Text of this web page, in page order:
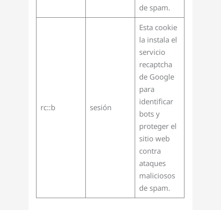
de spam.
rc::b sesión
Esta cookie
la instala el
servicio
recaptcha
de Google
para
identificar
bots y
proteger el
sitio web
contra
ataques
maliciosos
de spam.